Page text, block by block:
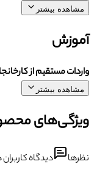
مشاهده بیشتر
آموزش
واردات مستقیم از
مشاهده بیشتر
ویژگی‌های
نظرها دیدگاه